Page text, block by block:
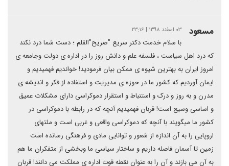
مسعود ۰۳ اسفند ۱۳۹۸ | ۲۳:۱۶
با سلام خدمت دکتر سریع "صریح"القلم ؛ دست شما درد نکند
که درد اهل سیاست ، فلسفه علم و دانش روز را در اداره ی دولت وجامعه ی
امروز ایران به بهترین شیوه ی ممکن بیان فرمودید! خواندیم فهمیدیم و
ایمان آوردیم که کشور ما در حوزه ی مدیریت و استفاده از فکر و اندیشه ی
مدرن و به روز و درک و استنباط و استقرار دموکراسی دارای مشکلات عمیق
و اساسی وسیع است! قربان فهمیدیم آنچه که در رابطه با دموکراسی در
کشور ما میگویند با آنچه که دموکراسی واقعی و غربی است و ملتهای
اروپایی را به آن اندازه از شعور و توانایی مادی و فرهنگی رسانده است
زمین تا آسمان فاصله داریم و ساختار سیاسی ما وبخشی از متفکران ما هم
به آن می بازند و آن را به عنوان نقطه قوت اداره ی مملکت می دانند! قربان